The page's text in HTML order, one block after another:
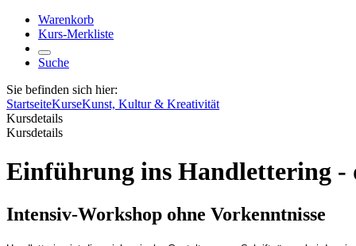
Warenkorb
Kurs-Merkliste
Suche
Sie befinden sich hier:
StartseiteKurseKunst, Kultur & Kreativität
Kursdetails
Kursdetails
Einführung ins Handlettering -
Intensiv-Workshop ohne Vorkenntnisse